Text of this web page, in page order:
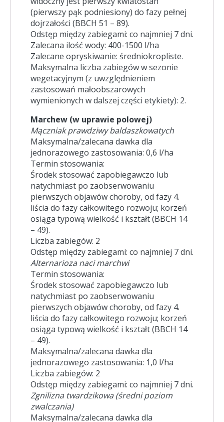
(pierwszy pąk podniesiony) do fazy pełnej
dojrzałości (BBCH 51 – 89).
Odstęp między zabiegami: co najmniej 7 dni.
Zalecana ilość wody: 400-1500 l/ha
Zalecane opryskiwanie: średniokropliste.
Maksymalna liczba zabiegów w sezonie
wegetacyjnym (z uwzględnieniem
zastosowań małoobszarowych
wymienionych w dalszej części etykiety): 2.
Marchew (w uprawie polowej)
Mączniak prawdziwy baldaszkowatych
Maksymalna/zalecana dawka dla
jednorazowego zastosowania: 0,6 l/ha
Termin stosowania:
Środek stosować zapobiegawczo lub
natychmiast po zaobserwowaniu
pierwszych objawów choroby, od fazy 4.
liścia do fazy całkowitego rozwoju; korzeń
osiąga typową wielkość i kształt (BBCH 14
– 49).
Liczba zabiegów: 2
Odstęp między zabiegami: co najmniej 7 dni.
Alternarioza naci marchwi
Termin stosowania:
Środek stosować zapobiegawczo lub
natychmiast po zaobserwowaniu
pierwszych objawów choroby, od fazy 4.
liścia do fazy całkowitego rozwoju; korzeń
osiąga typową wielkość i kształt (BBCH 14
– 49).
Maksymalna/zalecana dawka dla
jednorazowego zastosowania: 1,0 l/ha
Liczba zabiegów: 2
Odstęp między zabiegami: co najmniej 7 dni.
Zgnilizna twardzikowa (średni poziom
zwalczania)
Maksymalna/zalecana dawka dla